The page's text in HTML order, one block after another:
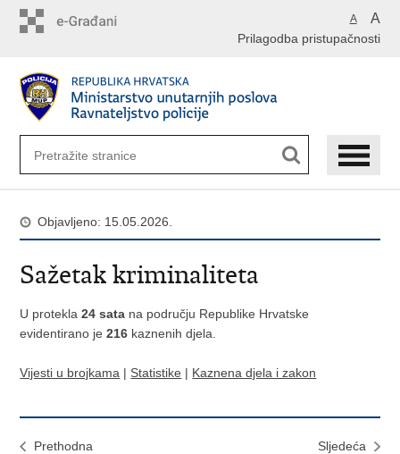
A A
Prilagodba pristupačnosti
Objavljeno: 15.05.2026.
Sažetak kriminaliteta
U protekla24 sata na području Republike Hrvatske
evidentirano je216 kaznenih djela.
Vijesti u brojkama | Statistike | Kaznena djela i zakon
Prethodna
Sljedeća